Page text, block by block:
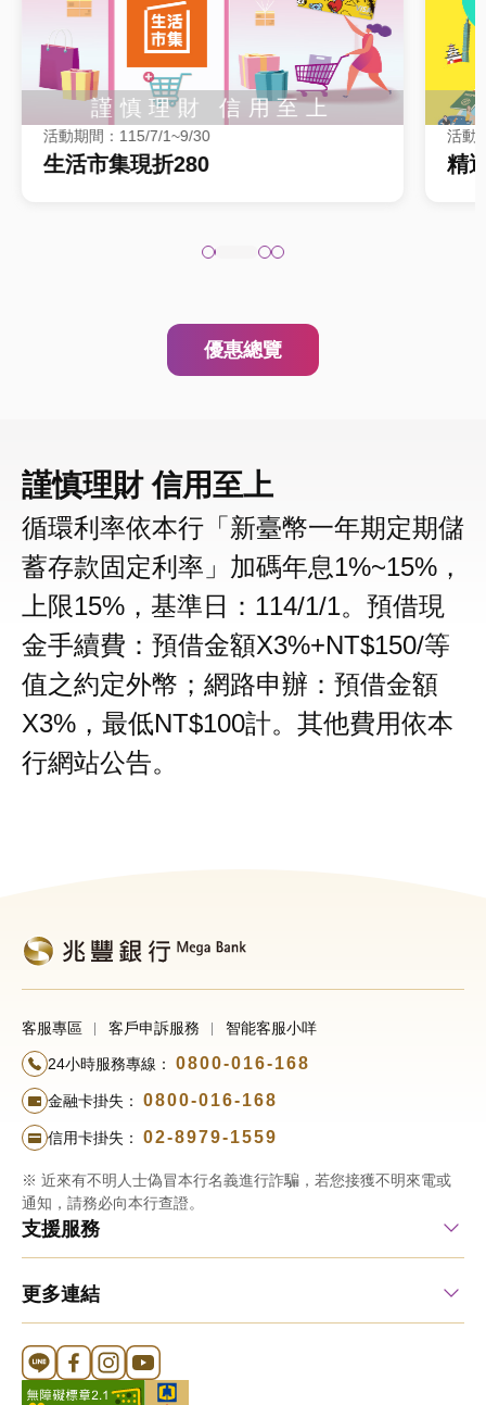
活動期間：115/7/1~9/30
生活市集現折280
活動
精
優惠總覽
謹慎理財 信用至上
循環利率依本行「新臺幣一年期定期儲
蓄存款固定利率」加碼年息1%~15%，
上限15%，基準日：114/1/1。預借現
金手續費：預借金額X3%+NT$150/等
值之約定外幣；網路申辦：預借金額
X3%，最低NT$100計。其他費用依本
行網站公告。
客服專區 客戶申訴服務 智能客服小咩
24小時服務專線： 0800-016-168
金融卡掛失： 0800-016-168
信用卡掛失： 02-8979-1559
※ 近來有不明人士偽冒本行名義進行詐騙，若您接獲不明來電或
通知，請務必向本行查證。
支援服務
更多連結
Line 官方帳號
FB 官方帳號
Instagram 官方帳號
YouTube 官方帳號